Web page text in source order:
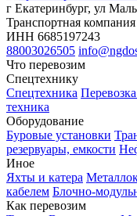
г Екатеринбург, ул
Транспортная
ИНН 6685197243
88003026505
Что перевозим
Спецтехнику
Спецтехника
техника
Оборудование
Буровые установки
резервуары, емкости
Иное
Яхты и катера
кабелем Блочно-
Как перевозим